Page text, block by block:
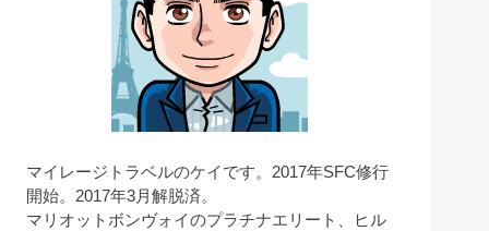
マイレージトラベルのケイです。2017年SFC修行
開始。2017年3月解脱済。
マリオットボンヴォイのプラチナエリート、ヒル